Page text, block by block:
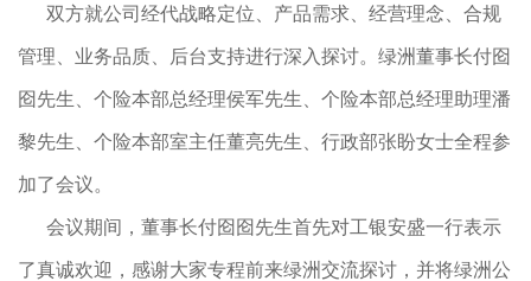
双方就公司经代战略定位、产品需求、经营理念、合规
管理、业务品质、后台支持进行深入探讨。绿洲董事长付囵
囵先生、个险本部总经理侯军先生、个险本部总经理助理潘
黎先生、个险本部室主任董亮先生、行政部张盼女士全程参
加了会议。
会议期间，董事长付囵囵先生首先对工银安盛一行表示
了真诚欢迎，感谢大家专程前来绿洲交流探讨，并将绿洲公